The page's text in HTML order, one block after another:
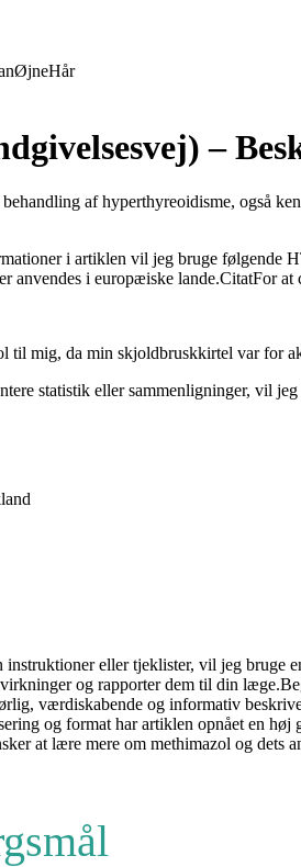
ØjneHår
–
af hyperthyreoidisme, også
i artiklen vil jeg bruge følgende
anvendes i europæiske lande.CitatFor
til mig, da min skjoldbruskkirtel var for
statistik eller sammenligninger, vil jeg
eller tjeklister, vil jeg bruge
og rapporter dem til din
værdiskabende og informativ
og format har artiklen opnået en
at lære mere om methimazol og dets